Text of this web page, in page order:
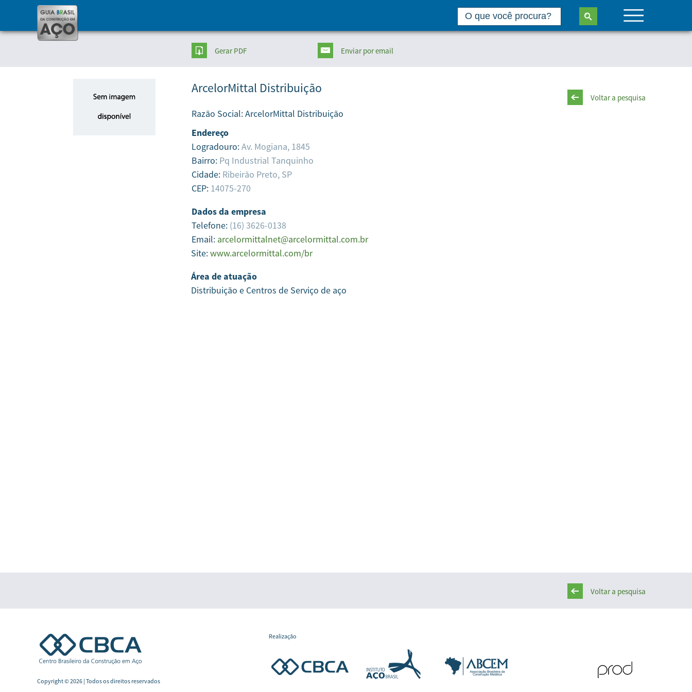
Gerar PDF Enviarpor email
Voltar a pesquisa
ArcelorMittal Distribuição
Razão Social:ArcelorMittal Distribuição
Endereço
Logradouro:Av. Mogiana, 1845
Bairro: Pq Industrial Tanquinho
Cidade: Ribeirão Preto, SP
CEP: 14075-270
Dados da empresa
Telefone: (16) 3626-0138
Email: arcelormittalnet@arcelormittal.com.br
Site:www.arcelormittal.com/br
Área de atuação
Distribuição e Centros de Serviço de aço
Voltar a pesquisa
Copyright © 2026 | Todos os direitos reservados
Realização